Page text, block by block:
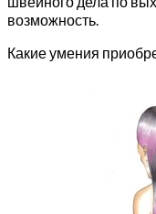
возможность.
Какие умения